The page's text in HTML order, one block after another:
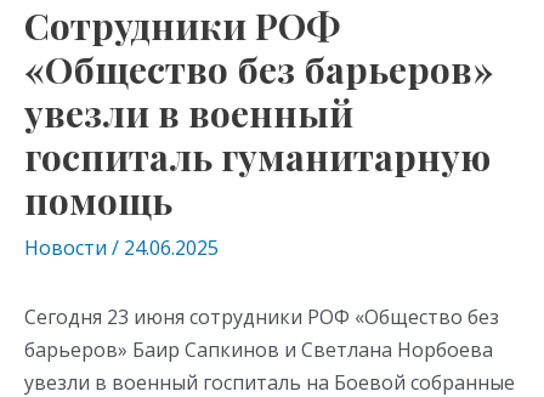
Сотрудники РОФ
«Общество без барьеров»
увезли в военный
госпиталь гуманитарную
помощь
Новости / 24.06.2025
Сегодня 23 июня сотрудники РОФ «Общество без
барьеров» Баир Сапкинов и Светлана Норбоева
увезли в военный госпиталь на Боевой собранные